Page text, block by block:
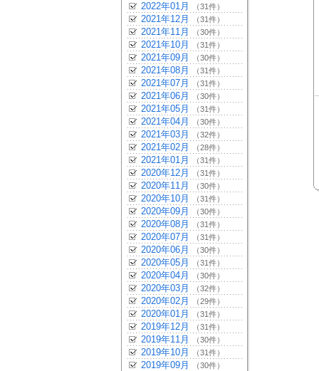
2022年01月 （31件）
2021年12月 （31件）
2021年11月 （30件）
2021年10月 （31件）
2021年09月 （30件）
2021年08月 （31件）
2021年07月 （31件）
2021年06月 （30件）
2021年05月 （31件）
2021年04月 （30件）
2021年03月 （32件）
2021年02月 （28件）
2021年01月 （31件）
2020年12月 （31件）
2020年11月 （30件）
2020年10月 （31件）
2020年09月 （30件）
2020年08月 （31件）
2020年07月 （31件）
2020年06月 （30件）
2020年05月 （31件）
2020年04月 （30件）
2020年03月 （32件）
2020年02月 （29件）
2020年01月 （31件）
2019年12月 （31件）
2019年11月 （30件）
2019年10月 （31件）
2019年09月 （30件）